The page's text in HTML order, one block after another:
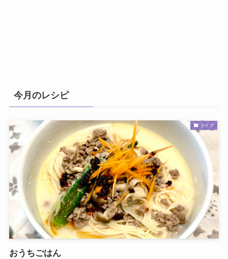
今月のレシピ
ライフ
おうちごはん